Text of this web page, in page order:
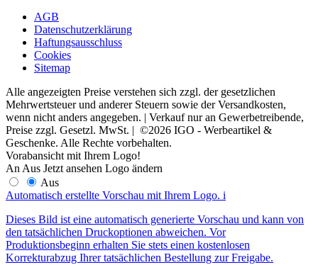
AGB
Datenschutzerklärung
Haftungsausschluss
Cookies
Sitemap
Alle angezeigten Preise verstehen sich zzgl. der gesetzlichen
Mehrwertsteuer und anderer Steuern sowie der Versandkosten,
wenn nicht anders angegeben. | Verkauf nur an Gewerbetreibende,
Preise zzgl. Gesetzl. MwSt. | ©2026 IGO - Werbeartikel &
Geschenke. Alle Rechte vorbehalten.
Vorabansicht mit Ihrem Logo!
An Aus Jetzt ansehen Logo ändern
Aus
Automatisch erstellte Vorschau mit Ihrem Logo. i
Dieses Bild ist eine automatisch generierte Vorschau und kann von
den tatsächlichen Druckoptionen abweichen. Vor
Produktionsbeginn erhalten Sie stets einen kostenlosen
Korrekturabzug Ihrer tatsächlichen Bestellung zur Freigabe.